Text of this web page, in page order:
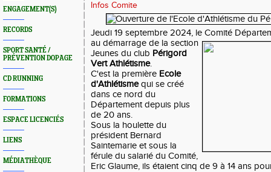
ENGAGEMENT(S)
RECORDS
SPORT SANTÉ /
PRÉVENTION DOPAGE
CD RUNNING
FORMATIONS
ESPACE LICENCIÉS
LIENS
MÉDIATHÈQUE
Infos Comite
Jeudi 19 septembre 2024, le Comité
au démarrage de la section
Jeunes du club Périgord
Vert Athlétisme.
C'est la première Ecole
d'Athlétismequi se créé
dans ce nord du
Département depuis plus
de 20 ans.
Sous la houlette du
président Bernard
Saintemarie et sous la
férule du salarié du Comité,
Eric Glaume, ils étaient cinq de 9 à 14 ans